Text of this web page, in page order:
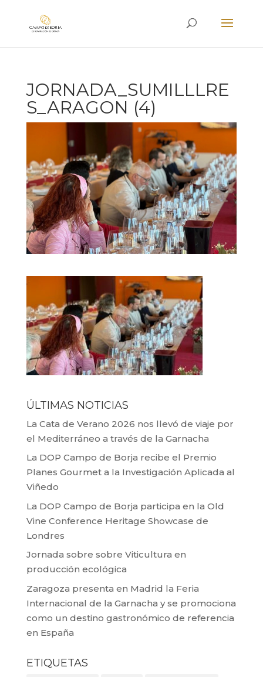
JORNADA_SUMILLLRE
S_ARAGON (4)
ÚLTIMAS NOTICIAS
La Cata de Verano 2026 nos llevó de viaje por
el Mediterráneo a través de la Garnacha
La DOP Campo de Borja recibe el Premio
Planes Gourmet a la Investigación Aplicada al
Viñedo
La DOP Campo de Borja participa en la Old
Vine Conference Heritage Showcase de
Londres
Jornada sobre sobre Viticultura en
producción ecológica
Zaragoza presenta en Madrid la Feria
Internacional de la Garnacha y se promociona
como un destino gastronómico de referencia
en España
ETIQUETAS